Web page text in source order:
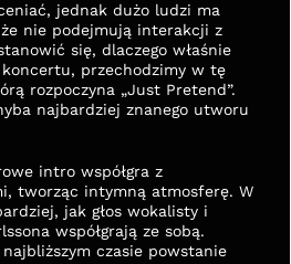
jednak dużo ludzi ma
nie podejmują interakcji z
się, dlaczego właśnie
przechodzimy w tę
rozpoczyna „Just Pretend”.
najbardziej znanego utworu
intro współgra z
tworząc intymną atmosferę. W
jak głos wokalisty i
współgrają ze sobą.
czasie powstanie